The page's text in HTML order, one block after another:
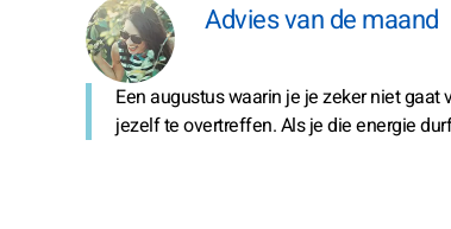
Advies van de maand
Een augustus waarin je je zeker niet
jezelf te overtreffen. Als je die energie